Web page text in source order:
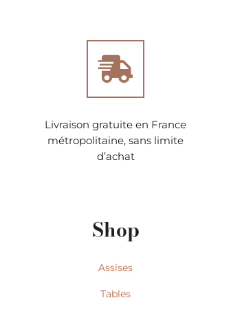
Livraison gratuite en France
métropolitaine, sans limite
d’achat
Shop
Assises
Tables